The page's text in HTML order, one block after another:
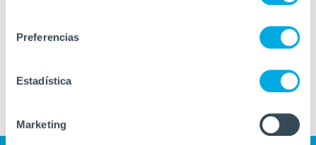
Preferencias
Estadística
Marketing